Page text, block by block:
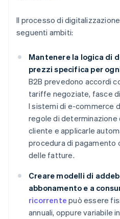
Il processo di
seguenti ambiti:
Mantenere la logica di
prezzi specifica per
B2B prevedono accordi
tariffe negoziate, fasce
I sistemi di e-commerce
regole di determinazione
cliente e applicarle
procedura di pagamento
delle fatture.
Creare modelli di
abbonamento e a
ricorrente può essere
annuali, oppure variabile